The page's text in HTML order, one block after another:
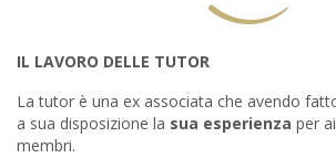
IL LAVORO DELLE TUTOR
La tutor è una ex associata che avendo
a sua disposizione la sua esperienza per
membri.